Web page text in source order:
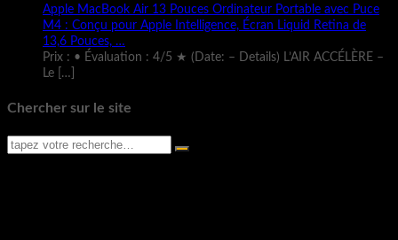
Apple MacBook Air 13 Pouces Ordinateur Portable avec Puce
M4 : Conçu pour Apple Intelligence, Écran Liquid Retina de
13,6 Pouces, …
Prix : • Évaluation : 4/5 ★ (Date: – Details) L’AIR ACCÉLÈRE –
Le
[…]
Chercher sur le site